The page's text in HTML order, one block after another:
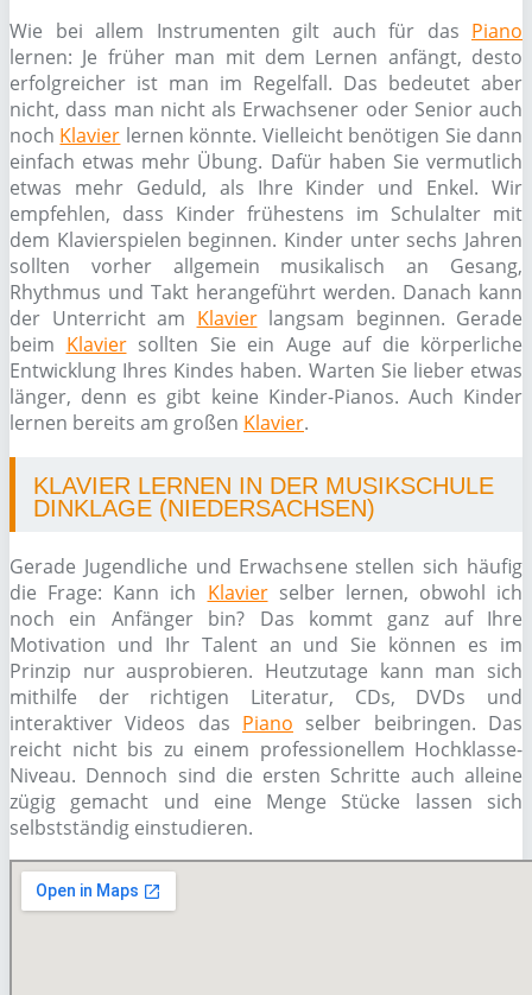
Wie bei allem Instrumenten gilt auch für das Piano
lernen: Je früher man mit dem Lernen anfängt, desto
erfolgreicher ist man im Regelfall. Das bedeutet aber
nicht, dass man nicht als Erwachsener oder Senior auch
noch Klavier lernen könnte. Vielleicht benötigen Sie dann
einfach etwas mehr Übung. Dafür haben Sie vermutlich
etwas mehr Geduld, als Ihre Kinder und Enkel. Wir
empfehlen, dass Kinder frühestens im Schulalter mit
dem Klavierspielen beginnen. Kinder unter sechs Jahren
sollten vorher allgemein musikalisch an Gesang,
Rhythmus und Takt herangeführt werden. Danach kann
der Unterricht am Klavierlangsam beginnen. Gerade
beim Klaviersollten Sie ein Auge auf die körperliche
Entwicklung Ihres Kindes haben. Warten Sie lieber etwas
länger, denn es gibt keine Kinder-Pianos. Auch Kinder
lernen bereits am großen Klavier.
KLAVIER LERNEN IN DER MUSIKSCHULE
DINKLAGE (NIEDERSACHSEN)
Gerade Jugendliche und Erwachsene stellen sich häufig
die Frage: Kann ich Klavierselber lernen, obwohl ich
noch ein Anfänger bin? Das kommt ganz auf Ihre
Motivation und Ihr Talent an und Sie können es im
Prinzip nur ausprobieren. Heutzutage kann man sich
mithilfe der richtigen Literatur, CDs, DVDs und
interaktiver Videos das Piano selber beibringen. Das
reicht nicht bis zu einem professionellem Hochklasse-
Niveau. Dennoch sind die ersten Schritte auch alleine
zügig gemacht und eine Menge Stücke lassen sich
selbstständig einstudieren.